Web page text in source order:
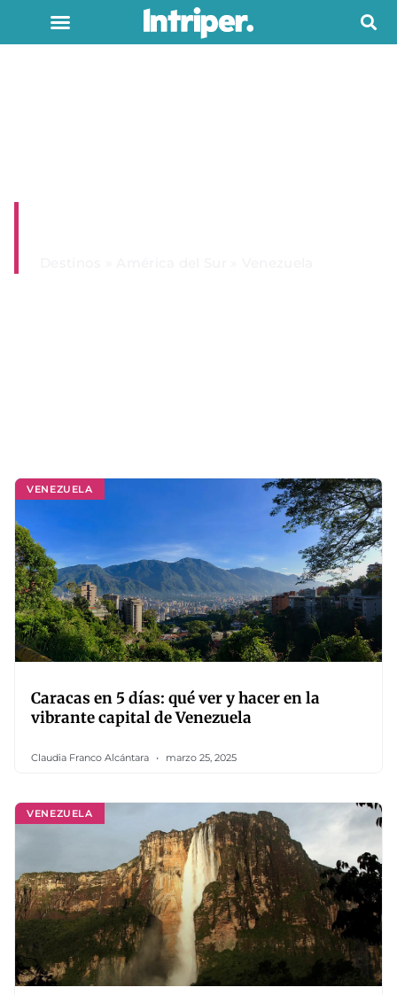
VENEZUELA
Caracas en 5 días: qué ver y hacer en la
vibrante capital de Venezuela
Claudia Franco Alcántara marzo 25, 2025
VENEZUELA